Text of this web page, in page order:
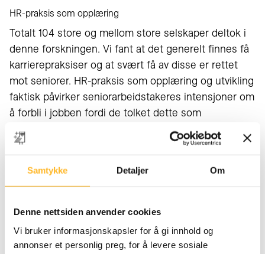
Samtykke Detaljer Om
Denne nettsiden anvender cookies
Vi bruker informasjonskapsler for å gi innhold og
annonser et personlig preg, for å levere sosiale
HR-praksis som opplæring
Totalt 104 store og mellom store selskaper deltok i
denne forskningen. Vi fant at det generelt finnes få
karrierepraksiser og at svært få av disse er rettet
mot seniorer. HR-praksis som opplæring og utvikling
faktisk påvirker seniorarbeidstakeres intensjoner om
å forbli i jobben fordi de tolket dette som
organisasjonsstøtte.
Selv om få bedrifter hadde karrierepraksiser rettet
mot juniorer, var det fortsatt flere praksiser rettet
sett ligger hos ansatte og nærmeste leder, ikke HR
avdeling.